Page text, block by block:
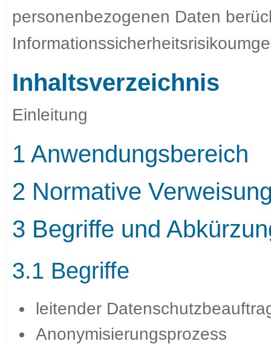
personenbezogenen Daten
Inhaltsverzeichnis
Einleitung
1 Anwendungsbereich
2 Normative
3 Begriffe und
3.1 Begriffe
leitender
Anonymisierungsprozess